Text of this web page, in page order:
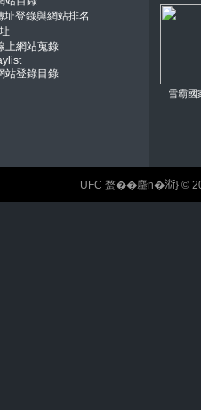
址登錄與網站排名
上網站蒐錄
站登錄目錄
雪霸國
UFC 蝥��麢n�𣶹} ©